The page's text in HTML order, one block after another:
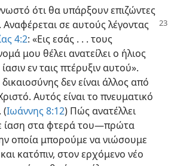
ότι θα υπάρξουν επιζώντες
σε αυτούς λέγοντας
4:2: «Εις εσάς . . . τους
μου θέλει ανατείλει ο ήλιος
εν ταις πτέρυξιν αυτού».
δεν είναι άλλος από
Αυτός είναι το πνευματικό
(Ιωάννης 8:12) Πώς ανατέλλει
ίαση στα φτερά του—πρώτα
οποία μπορούμε να νιώσουμε
κατόπιν, στον ερχόμενο νέο